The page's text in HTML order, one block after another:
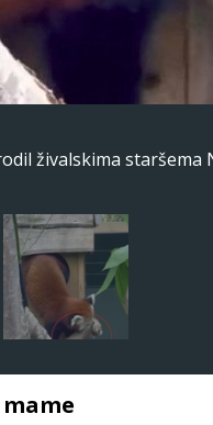
živalskima staršema